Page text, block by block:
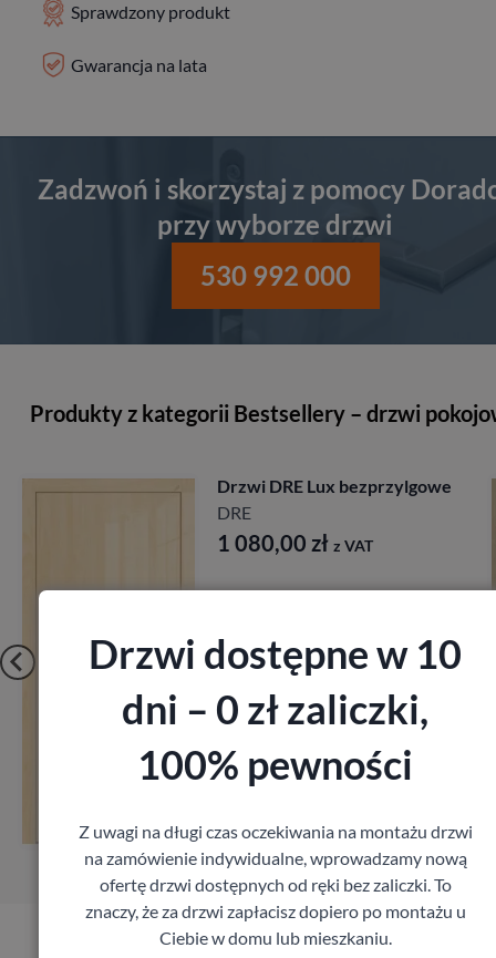
Sprawdzony produkt
Gwarancja na lata
Zadzwoń i skorzystaj z pomocy
przy wyborze drzwi
530 992 000
Produkty z kategorii Bestsellery – drzwi
Drzwi DRE Lux bezprzylgowe
DRE
1 080,00 zł z VAT
Zobacz
Zamów pomiar
Drzwi dostępne w 10
dni – 0 zł zaliczki,
100% pewności
Z uwagi na długi czas oczekiwania na montażu drzwi
na zamówienie indywidualne, wprowadzamy nową
ofertę drzwi dostępnych od ręki bez zaliczki. To
znaczy, że za drzwi zapłacisz dopiero po montażu u
Ciebie w domu lub mieszkaniu.